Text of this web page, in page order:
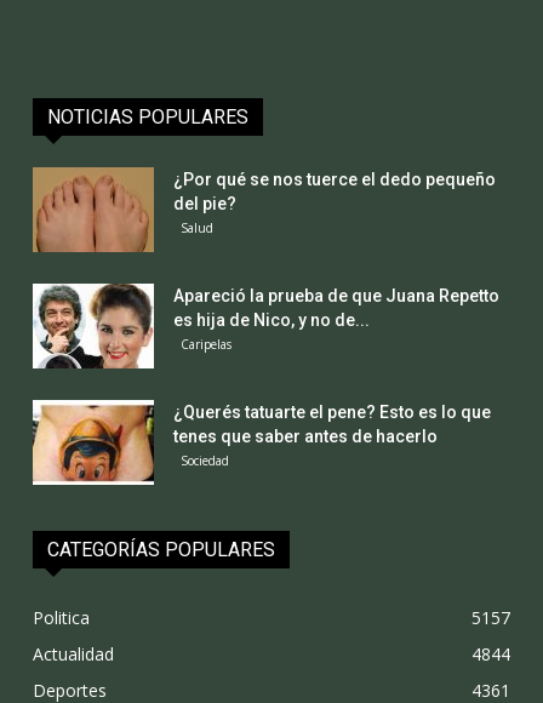
NOTICIAS POPULARES
¿Por qué se nos tuerce el dedo pequeño
del pie?
Salud
Apareció la prueba de que Juana Repetto
es hija de Nico, y no de...
Caripelas
¿Querés tatuarte el pene? Esto es lo que
tenes que saber antes de hacerlo
Sociedad
CATEGORÍAS POPULARES
Politica
5157
Actualidad
4844
Deportes
4361